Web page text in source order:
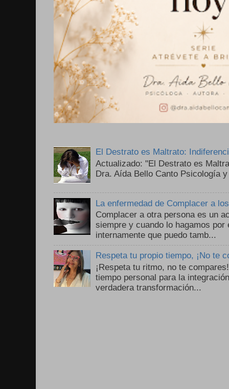
El Destrato es Maltrato:
Actualizado: "El Destrato es
Dra. Aída Bello Canto Psicología
La enfermedad de Complacer a
Complacer a otra persona es un
siempre y cuando lo hagamos por
internamente que puedo tamb...
Respeta tu propio tiempo, ¡No te
¡Respeta tu ritmo, no te
tiempo personal para la
verdadera transformación...